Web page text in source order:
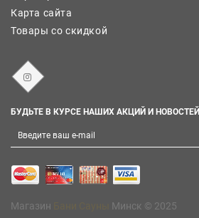
Карта сайта
Товары со скидкой
БУДЬТЕ В КУРСЕ НАШИХ АКЦИЙ И НОВОСТЕЙ
Магазин Минск © 2025